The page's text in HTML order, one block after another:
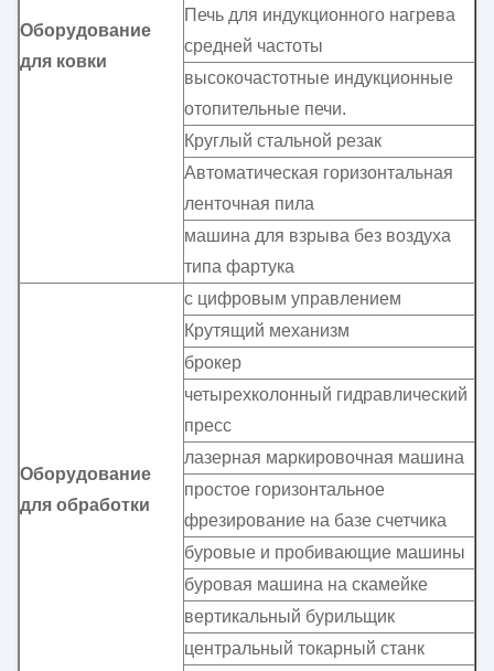
Оборудование
для ковки
Печь для индукционного нагрева
средней частоты
высокочастотные индукционные
отопительные печи.
Круглый стальной резак
Автоматическая горизонтальная
ленточная пила
машина для взрыва без воздуха
типа фартука
Оборудование
для обработки
с цифровым управлением
Крутящий механизм
брокер
четырехколонный гидравлический
пресс
лазерная маркировочная машина
простое горизонтальное
фрезирование на базе счетчика
буровые и пробивающие машины
буровая машина на скамейке
вертикальный бурильщик
центральный токарный станк